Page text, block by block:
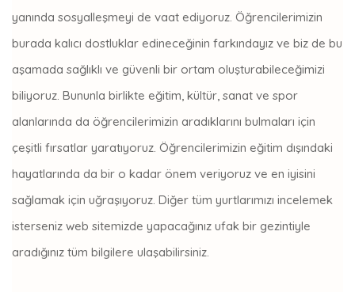
yanında sosyalleşmeyi de vaat ediyoruz. Öğrencilerimizin
burada kalıcı dostluklar edineceğinin farkındayız ve biz de bu
aşamada sağlıklı ve güvenli bir ortam oluşturabileceğimizi
biliyoruz. Bununla birlikte eğitim, kültür, sanat ve spor
alanlarında da öğrencilerimizin aradıklarını bulmaları için
çeşitli fırsatlar yaratıyoruz. Öğrencilerimizin eğitim dışındaki
hayatlarında da bir o kadar önem veriyoruz ve en iyisini
sağlamak için uğraşıyoruz. Diğer tüm yurtlarımızı incelemek
isterseniz web sitemizde yapacağınız ufak bir gezintiyle
aradığınız tüm bilgilere ulaşabilirsiniz.